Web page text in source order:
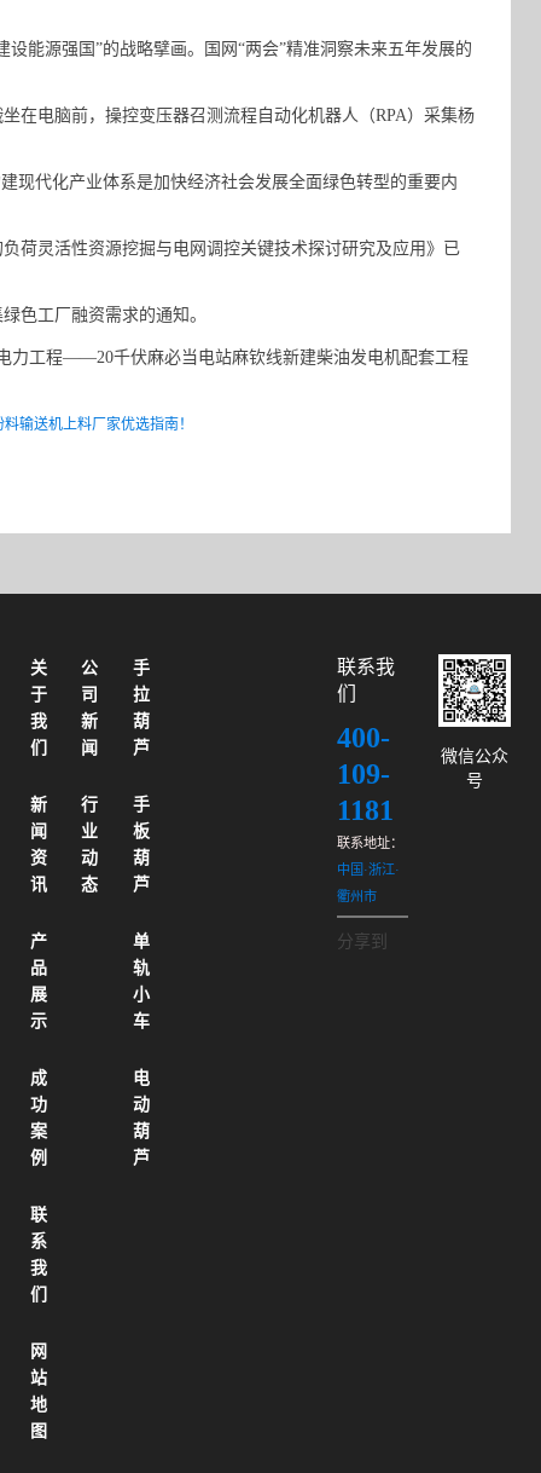
源强国”的战略擘画。国网“两会”精准洞察未来五年发展的
电脑前，操控变压器召测流程自动化机器人（RPA）采集杨
代化产业体系是加快经济社会发展全面绿色转型的重要内
灵活性资源挖掘与电网调控关键技术探讨研究及应用》已
工厂融资需求的通知。
工程——20千伏麻必当电站麻钦线新建柴油发电机配套工程
输送机上料厂家优选指南！
关
于
我
们
新
闻
资
讯
产
品
展
示
成
功
案
例
联
系
我
们
网
站
地
图
公
司
新
闻
行
业
动
态
手
拉
葫
芦
手
板
葫
芦
单
轨
小
车
电
动
葫
芦
联系我
们
400-
109-
1181
联系地址：
中国·浙江·
衢州市
分享到
微信公众
号